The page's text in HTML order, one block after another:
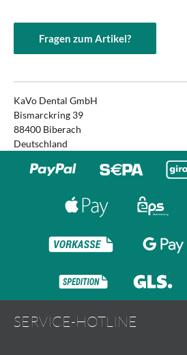
Fragen zum Artikel?
KaVo Dental GmbH
Bismarckring 39
88400 Biberach
Deutschland
SERVICE-HOTLINE